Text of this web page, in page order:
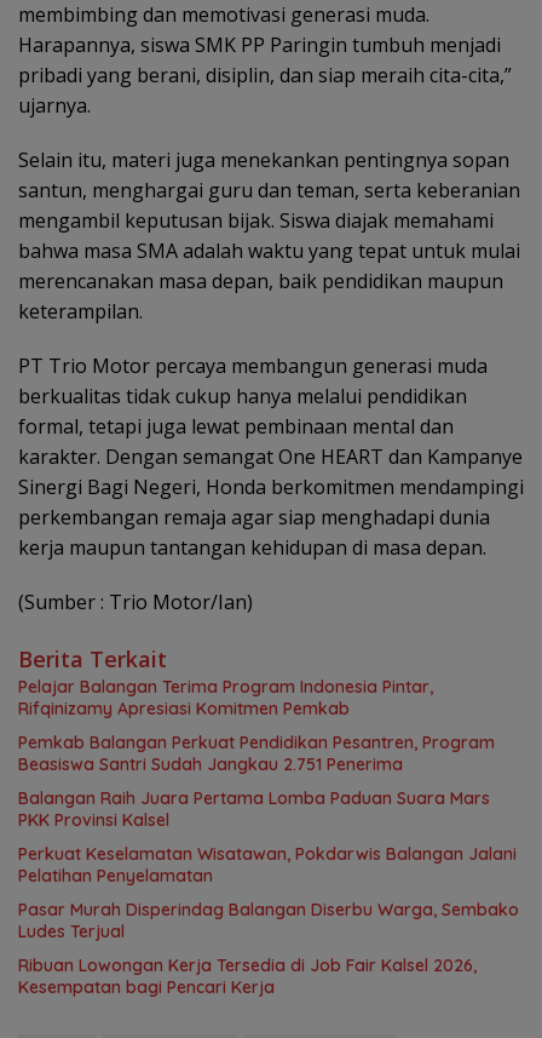
membimbing dan memotivasi generasi muda.
Harapannya, siswa SMK PP Paringin tumbuh menjadi
pribadi yang berani, disiplin, dan siap meraih cita-cita,”
ujarnya.
Selain itu, materi juga menekankan pentingnya sopan
santun, menghargai guru dan teman, serta keberanian
mengambil keputusan bijak. Siswa diajak memahami
bahwa masa SMA adalah waktu yang tepat untuk mulai
merencanakan masa depan, baik pendidikan maupun
keterampilan.
PT Trio Motor percaya membangun generasi muda
berkualitas tidak cukup hanya melalui pendidikan
formal, tetapi juga lewat pembinaan mental dan
karakter. Dengan semangat One HEART dan Kampanye
Sinergi Bagi Negeri, Honda berkomitmen mendampingi
perkembangan remaja agar siap menghadapi dunia
kerja maupun tantangan kehidupan di masa depan.
(Sumber : Trio Motor/Ian)
Berita Terkait
Pelajar Balangan Terima Program Indonesia Pintar,
Rifqinizamy Apresiasi Komitmen Pemkab
Pemkab Balangan Perkuat Pendidikan Pesantren, Program
Beasiswa Santri Sudah Jangkau 2.751 Penerima
Balangan Raih Juara Pertama Lomba Paduan Suara Mars
PKK Provinsi Kalsel
Perkuat Keselamatan Wisatawan, Pokdarwis Balangan Jalani
Pelatihan Penyelamatan
Pasar Murah Disperindag Balangan Diserbu Warga, Sembako
Ludes Terjual
Ribuan Lowongan Kerja Tersedia di Job Fair Kalsel 2026,
Kesempatan bagi Pencari Kerja